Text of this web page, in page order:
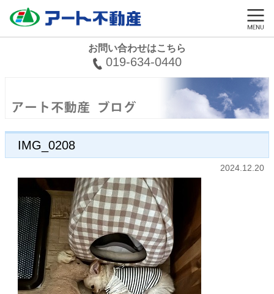
お問い合わせはこちら
019-634-0440
IMG_0208
2024.12.20